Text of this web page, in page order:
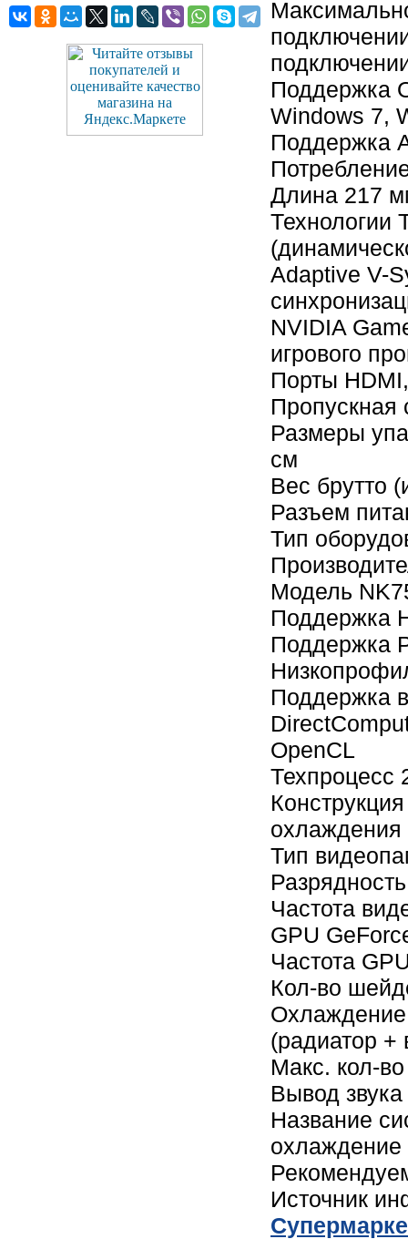
Поддержка
Windows 7,
Поддержка
Длина 217
Технологии
Adaptive V-
NVIDIA
игрового
Порты
Пропускная
Размеры
см
Вес брутто
Разъем
Тип
Модель
Поддержка
Поддержка
Поддержка
OpenCL
Техпроцесс
охлаждения
Тип
Частота
GPU
Частота
Кол-во
Охлаждение
(радиатор +
Макс. кол-
Вывод
Название
охлаждение
Источник